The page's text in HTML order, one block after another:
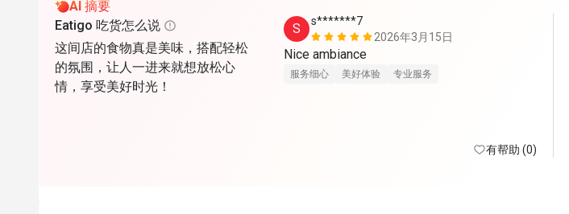
AI 摘要
Eatigo 吃货怎么说
这间店的食物真是美味，搭配轻松
的氛围，让人一进来就想放松心
情，享受美好时光！
S
s*******7
2026年3月15日
服务细心 美好体验 专业服务
有帮助 (0)